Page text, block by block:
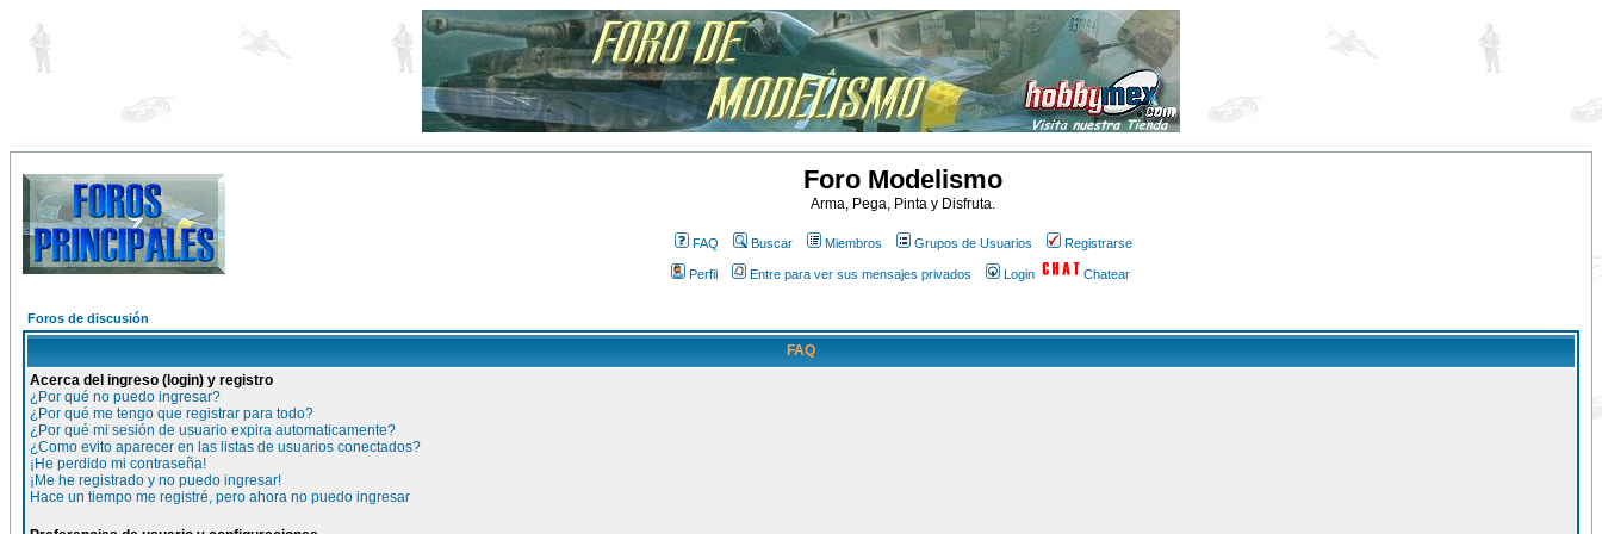
Foro Modelismo
Arma, Pega, Pinta y Disfruta.
FAQ Buscar Miembros Grupos de Usuarios Registrarse
Perfil Entre para ver sus mensajes privados Login Chatear
Foros de discusión
FAQ
Acerca del ingreso (login) y registro
¿Por qué no puedo ingresar?
¿Por qué me tengo que registrar para todo?
¿Por qué mi sesión de usuario expira automaticamente?
¿Como evito aparecer en las listas de usuarios conectados?
¡He perdido mi contraseña!
¡Me he registrado y no puedo ingresar!
Hace un tiempo me registré, pero ahora no puedo ingresar